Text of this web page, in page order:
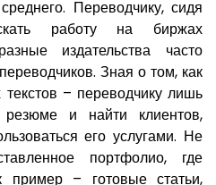
Переводчику, сидя
работу на биржах
издательства часто
Зная о том, как
– переводчику лишь
резюме и найти клиентов,
его услугами. Не
портфолио, где
пример – готовые статьи,